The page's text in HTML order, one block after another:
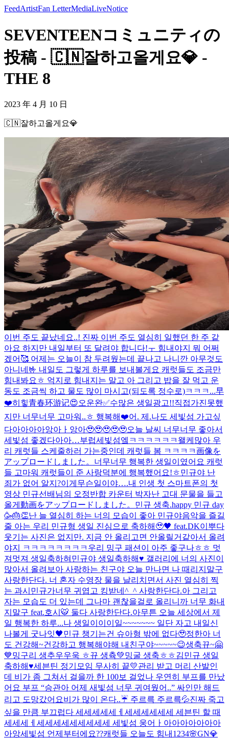
FeedArtistFan LetterMediaLiveNotice
SEVENTEENコミュニティの
投稿 - 🇨🇳잘하고올게요💎 -
THE 8
2023 年 4 月 10 日
🇨🇳잘하고올게요💎
이번 주도 끝났네요..! 진짜 이번 주도 열심히 일했던 한 주 같
아요 하지만 내일부터 또 달려야 합니다!ㅜ 힘내야지 뭐 어쩌
겠어🥰 어제는 오늘이 참 두려웠는데 끝나고 나니깐 아무것도
아니네🤟 내일도 그렇게 하루를 보내볼게요 캐럿들도 조금만
힘내봐요ㅎ 억지로 힘내지는 말고 아 그리고 밥을 잘 먹고 운
동도 조금씩 하고 물도 많이 마시고(되도록 정수로)ㅋㅋㅋ...早
❤️히힣青春环游记😍오운완✅수많은 생일광고!!직접가진못했
지만 너무너무 고마워..ㅎ 행복해❤️어. 제.나도 세빛섬 가고싶
다아아아아앙아ㅏ앙아🥹🥹🥹🥹🥹오늘 날씨 너무너무 좋아서
세빛섬 좋겠다아아…부럽세빛섬엨ㅋㅋㅋㅋㅋㅋ왤케많아 우
리 캐럿들 스케줄하러 가는중인데 캐럿들 봄 ㅋㅋㅋㅋ画像を
アップロードしました。 너무너무 행복한 생일이였어요 캐럿
들 고마워 캐럿들이 준 사랑덕분에 행복했어요!ㅎ민규야 난
죄가 없어 알지?이게무슨일이야….내 인생 첫 스마트폰의 첫
영상 민규선배님의 오정반합 카운터 박자난 고대 문물을 들고
올게 動画をアップロードしました。 민규 생축.happy 민규 day
🥳🎂👏난 늘 열심히 하는 너의 모습이 좋아 민규야음악을 즐길
줄 아는 우리 민규형 생일 진심으로 축하해🥹🖤 feat.DK이뿌다
웃기는 사진은 없지만. 지금 안 올리고면 안올릴거같아서 올려
야지 ㅋㅋㅋㅋㅋㅋㅋㅋ 우리 밍구 패션이 아주 좋구나ㅎㅎ 멋
져멋져 생일축하혀 민규야 생일축하해♥️ 갤러리에 너의 사진이
많아서 올려보아 사랑하는 친구야 오늘 만나면 나 때리지말구
사랑한단다. 너 혼자 수영장 물을 날리치면서 사진 열심히 찍
는 과시민규가너무 귀엽고 킹받네^_^ 사랑한단다.아 그리고
자는 모습도 더 있는데 그나마 괜찮을걸로 올리니까 너무 화내
지말구 feat.호시🐯 둘다 사랑한단다.아무튼 오늘 세상에서 제
일 행복한 하루...나 생일이이이일~~~~~~~ 일단 자고 내일신
나볼게 굿나잇🖤민규 챙기는건 슈아형 밖에 없다🥹정한아 너
도 건강해~건강하고 행복해야해 내친구야~~~~~😉생축뀨~🤗
💙밍구리 생추우우욱 ㅎ뀨 생츅💚밍굴 생축ㅎㅎ김민규 생일
축하해♥️세븐틴 정기모임 무사히 끝💛관리 받고 머리 산발인
데 비가 좀 그쳐서 걸을까 한 100보 걸었나 우연히 부프를 만났
어요 부프 “승관아 어제 새빛섬 너무 귀여웠어..” 싸인만 해드
리고 도망갔어요비가 많이 온다..☔️ 주르륵 주르륵💦진짜 죽고
싶을 만큼 부끄럽다 세세세세세ㅔ세세세세세세 세븐틴 할 때
세세세ㅔ세세세세세세세세세 세빛섬 웅어ㅏ아아아아아아아
아앙세빛섬 언제부터에요??캐럿들 오늘도 힘내 1234🌸GN💎